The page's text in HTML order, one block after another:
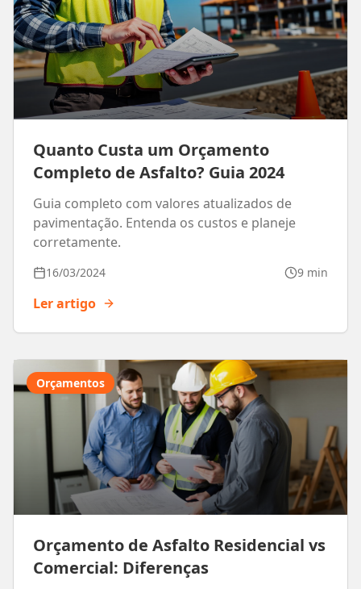
Quanto Custa um Orçamento
Completo de Asfalto? Guia 2024
Guia completo com valores atualizados de
pavimentação. Entenda os custos e planeje
corretamente.
16/03/2024 9 min
Ler artigo
Orçamentos
Orçamento de Asfalto Residencial vs
Comercial: Diferenças